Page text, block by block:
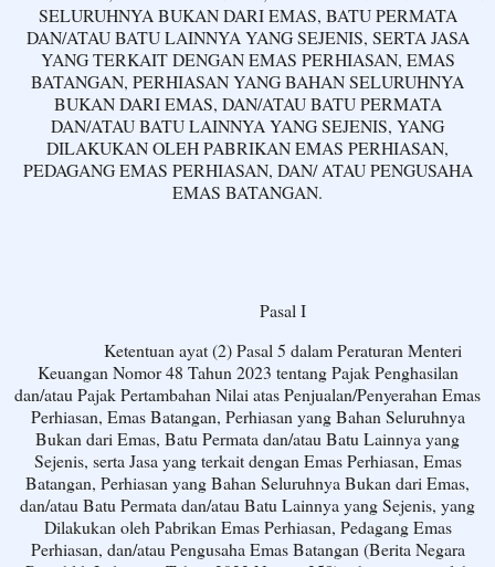
SELURUHNYA BUKAN DARI EMAS, BATU PERMATA
DAN/ATAU BATU LAINNYA YANG SEJENIS, SERTA JASA
YANG TERKAIT DENGAN EMAS PERHIASAN, EMAS
BATANGAN, PERHIASAN YANG BAHAN SELURUHNYA
BUKAN DARI EMAS, DAN/ATAU BATU PERMATA
DAN/ATAU BATU LAINNYA YANG SEJENIS, YANG
DILAKUKAN OLEH PABRIKAN EMAS PERHIASAN,
PEDAGANG EMAS PERHIASAN, DAN/ ATAU PENGUSAHA
EMAS BATANGAN.
Pasal I
Ketentuan ayat (2) Pasal 5 dalam Peraturan Menteri
Keuangan Nomor 48 Tahun 2023 tentang Pajak Penghasilan
dan/atau Pajak Pertambahan Nilai atas Penjualan/Penyerahan Emas
Perhiasan, Emas Batangan, Perhiasan yang Bahan Seluruhnya
Bukan dari Emas, Batu Permata dan/atau Batu Lainnya yang
Sejenis, serta Jasa yang terkait dengan Emas Perhiasan, Emas
Batangan, Perhiasan yang Bahan Seluruhnya Bukan dari Emas,
dan/atau Batu Permata dan/atau Batu Lainnya yang Sejenis, yang
Dilakukan oleh Pabrikan Emas Perhiasan, Pedagang Emas
Perhiasan, dan/atau Pengusaha Emas Batangan (Berita Negara